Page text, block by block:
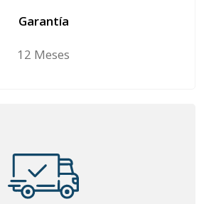
Garantía
12 Meses